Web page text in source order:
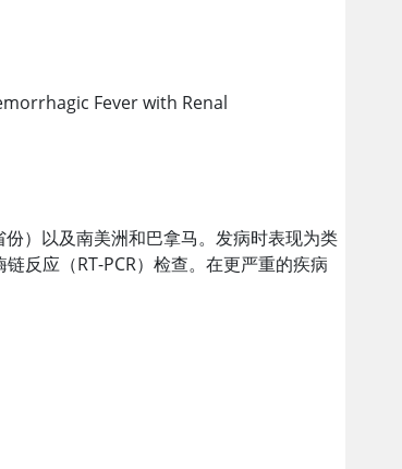
Fever with Renal
）以及南美洲和巴拿马。发病时表现为类
反应（RT-PCR）检查。在更严重的疾病